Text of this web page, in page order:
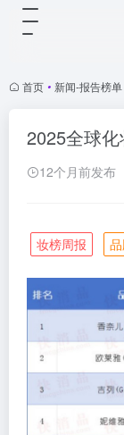
首页 • 新闻-报告榜单
2025全球
12个月前发布
妆榜周报